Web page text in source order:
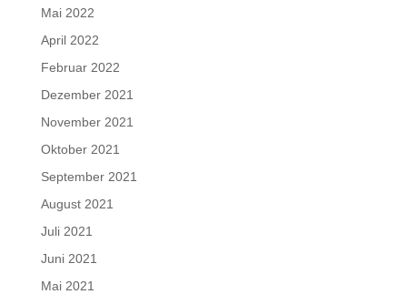
Mai 2022
April 2022
Februar 2022
Dezember 2021
November 2021
Oktober 2021
September 2021
August 2021
Juli 2021
Juni 2021
Mai 2021